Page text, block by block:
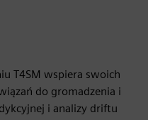
T4SM wspiera swoich
do gromadzenia i
i analizy driftu